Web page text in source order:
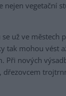
vegetační
už ve městech
tak mohou vést
Při nových